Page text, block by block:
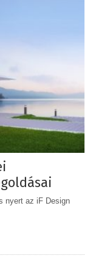
nyert az iF Design